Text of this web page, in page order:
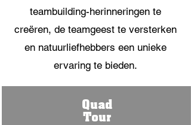
teambuilding-herinneringen te
creëren, de teamgeest te versterken
en natuurliefhebbers een unieke
ervaring te bieden.
Quad
Tour